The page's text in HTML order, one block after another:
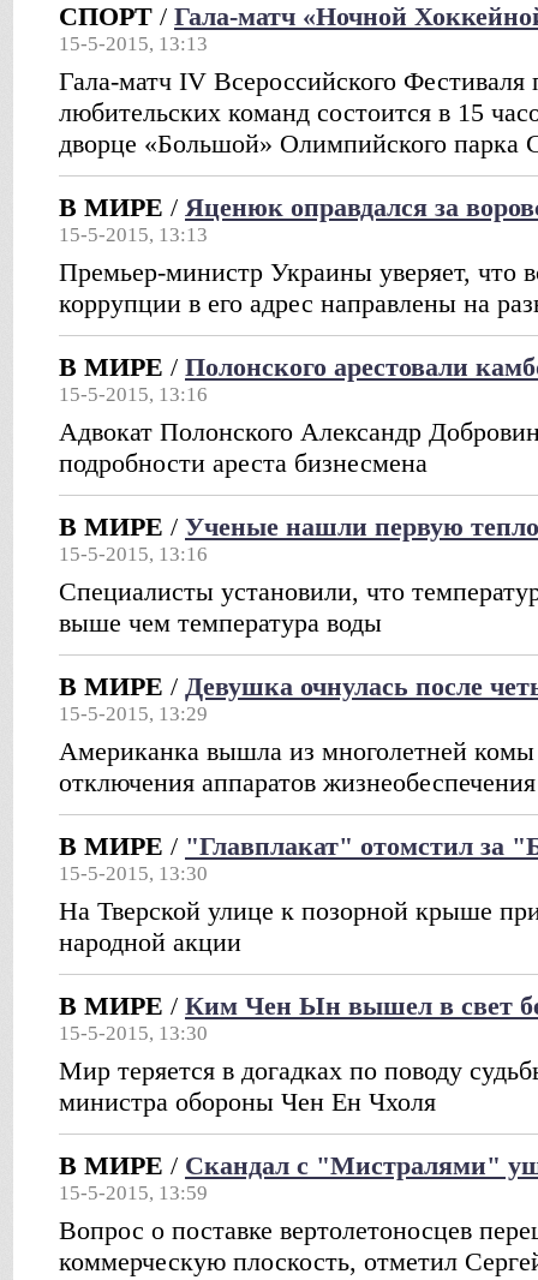
СПОРТ / Гала-матч «Ночной
15-5-2015, 13:13
Гала-матч IV Всероссийского Фестиваля
любительских команд состоится в 15
дворце «Большой» Олимпийского парка
В МИРЕ / Яценюк оправдался за
15-5-2015, 13:13
Премьер-министр Украины уверяет, что
коррупции в его адрес направлены на
В МИРЕ / Полонского арестовали
15-5-2015, 13:16
Адвокат Полонского Александр
подробности ареста бизнесмена
В МИРЕ / Ученые нашли первую
15-5-2015, 13:16
Специалисты установили, что
выше чем температура воды
В МИРЕ / Девушка очнулась после
15-5-2015, 13:29
Американка вышла из многолетней комы
отключения аппаратов жизнеобеспечения
В МИРЕ / "Главплакат" отомстил за
15-5-2015, 13:30
На Тверской улице к позорной крыше
народной акции
В МИРЕ / Ким Чен Ын вышел в свет
15-5-2015, 13:30
Мир теряется в догадках по поводу
министра обороны Чен Ен Чхоля
В МИРЕ / Скандал с "Мистралями"
15-5-2015, 13:59
Вопрос о поставке вертолетоносцев
коммерческую плоскость, отметил